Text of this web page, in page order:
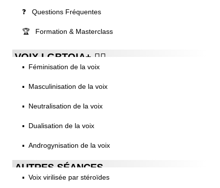
❓ Questions Fréquentes
🏆 Formation & Masterclass
VOIX LGBTQIA+ 🏳️‍🌈
▪️ Féminisation de la voix
▪️ Masculinisation de la voix
▪️ Neutralisation de la voix
▪️ Dualisation de la voix
▪️ Androgynisation de la voix
AUTRES SÉANCES
▪️ Voix virilisée par stéroïdes